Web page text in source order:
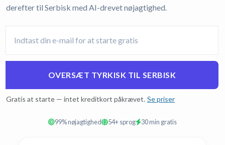
derefter til Serbisk med AI-drevet nøjagtighed.
OVERSÆT TYRKISK TIL SERBISK
Gratis at starte — intet kreditkort påkrævet. Se priser
99% nøjagtighed 54+ sprog 30 min gratis